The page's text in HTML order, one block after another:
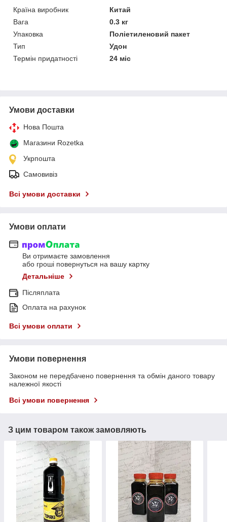
Країна виробник
Китай
Вага
0.3 кг
Упаковка
Поліетиленовий пакет
Тип
Удон
Термін придатності
24 міс
Умови доставки
Нова Пошта
Магазини Rozetka
Укрпошта
Самовивіз
Всі умови доставки
Умови оплати
Ви отримаєте замовлення
або гроші повернуться на вашу картку
Детальніше
Післяплата
Оплата на рахунок
Всі умови оплати
Умови повернення
Законом не передбачено повернення та обмін даного товару
належної якості
Всі умови повернення
З цим товаром також замовляють